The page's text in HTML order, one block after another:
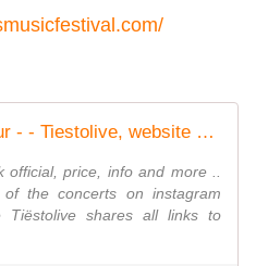
Tiësto - World Dates Tour - - Tiestolive, website Tiesto
price, info and more ..
the concerts on instagram
Tiëstolive shares all links to